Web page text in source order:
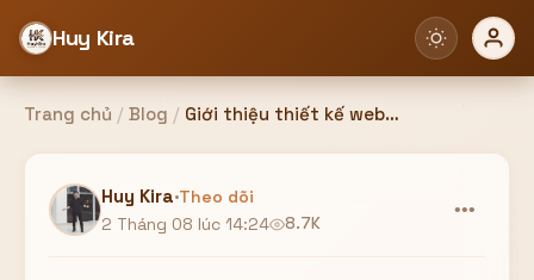
Huy Kira
Đăng nhập
Trang chủ / Blog / Giới thiệu thiết kế web Quảng Nam Web – quangnamweb.com
Huy Kira·Theo dõi
2 Tháng 08 lúc 14:24
8.7K
•••